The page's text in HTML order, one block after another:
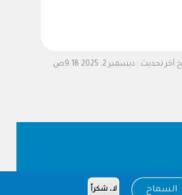
آخر تحديث : ديسمبر 2, 2025 9:18ص
السماح لا، شكراً